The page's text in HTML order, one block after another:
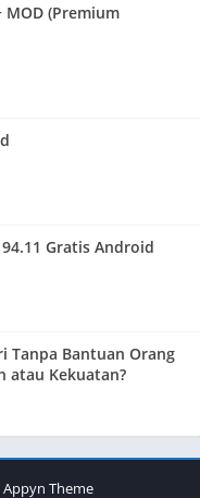
MOD (Premium
Gratis Android
Tanpa Bantuan Orang
atau Kekuatan?
Appyn Theme